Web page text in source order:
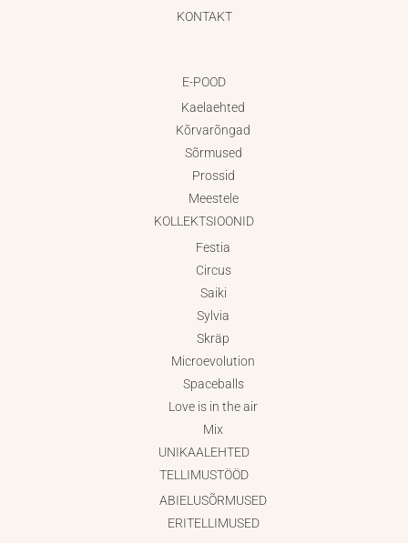
KONTAKT
E-POOD
Kaelaehted
Kõrvarõngad
Sõrmused
Prossid
Meestele
KOLLEKTSIOONID
Festia
Circus
Saiki
Sylvia
Skräp
Microevolution
Spaceballs
Love is in the air
Mix
UNIKAALEHTED
TELLIMUSTÖÖD
ABIELUSÕRMUSED
ERITELLIMUSED